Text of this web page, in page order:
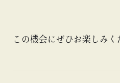
この機会にぜひお楽しみく